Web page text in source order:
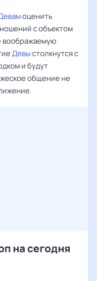
оценить
с объектом
воображаемую
Девыстолкнутся с
и будут
общение не
на сегодня